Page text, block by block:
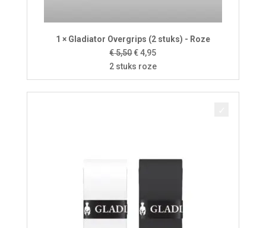
1 × Gladiator Overgrips (2 stuks) - Roze
€5,50Oorspronkelijke
prijs
was:
€ 5,50.
€4,95Huidige
prijs
is:
€ 4,95.
2 stuks roze